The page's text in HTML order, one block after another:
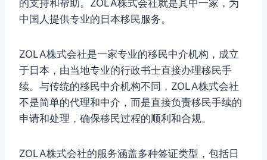
的支持和帮助。ZOLA株式会社就是其中一家，为
中国人提供专业的日本移民服务。
ZOLA株式会社是一家专业的移民中介机构，成立
于日本，由当地专业的行政书士直接办理移民手
续。与传统的移民中介机构不同，ZOLA株式会社
不是简单的代理和中介，而是直接负责移民手续的
申请和处理，确保移民过程的顺利和合规。
ZOLA株式会社的服务涵盖多种签证类型，包括日